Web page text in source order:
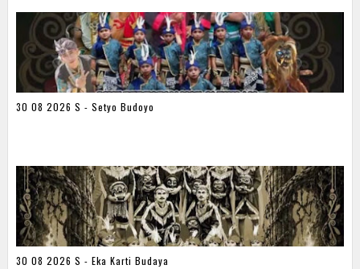
30 08 2026 S - Setyo Budoyo
30 08 2026 S - Eka Karti Budaya